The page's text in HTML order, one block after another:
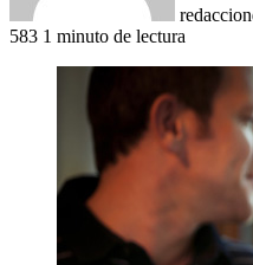
redaccion
583 1 minuto de lectura